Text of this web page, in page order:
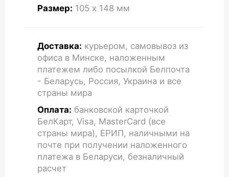
Размер: 105 x 148 мм
Доставка: курьером, самовывоз из
офиса в Минске, наложенным
платежем либо посылкой Белпочта
- Беларусь, Россия, Украина и все
страны мира
Оплата: банковской карточкой
БелКарт, Visa, MasterCard (все
страны мира), ЕРИП, наличными на
почте при получении наложенного
платежа в Беларуси, безналичный
расчет